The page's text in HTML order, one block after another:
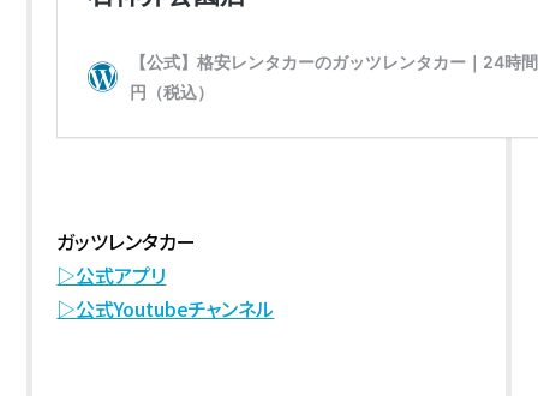
ガッツレンタカー
▷公式アプリ
▷公式Youtubeチャンネル